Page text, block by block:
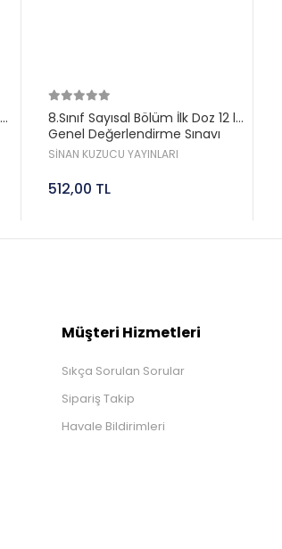
8.Sınıf Sayısal Bölüm İlk Doz 12 li
Genel Değerlendirme Sınavı
2027 Lgs Sinan Kuzucu
SİNAN KUZUCU YAYINLARI
512,00 TL
Müşteri Hizmetleri
Sıkça Sorulan Sorular
Sipariş Takip
Havale Bildirimleri